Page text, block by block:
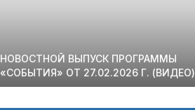
НОВОСТНОЙ ВЫПУСК ПРОГРАММЫ
«СОБЫТИЯ» ОТ 27.02.2026 Г. (ВИДЕО)